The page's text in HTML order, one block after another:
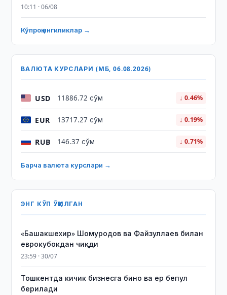
10:11 · 06/08
Кўпроқ янгиликлар →
ВАЛЮТА КУРСЛАРИ (МБ, 06.08.2026)
USD 11886.72 сўм ↓ 0.46%
EUR 13717.27 сўм ↓ 0.19%
RUB 146.37 сўм ↓ 0.71%
Барча валюта курслари →
ЭНГ КЎП ЎҚИЛГАН
«Башакшехир» Шомуродов ва Файзуллаев билан
еврокубокдан чиқди
23:59 · 30/07
Тошкентда кичик бизнесга бино ва ер бепул
берилади